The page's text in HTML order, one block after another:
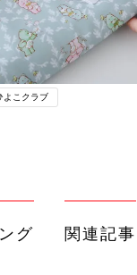
よこクラブ
グ 関連記事